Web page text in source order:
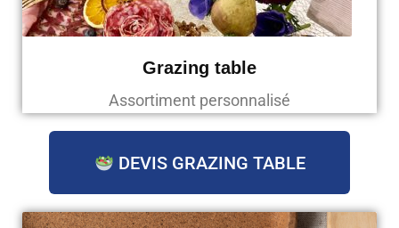
Grazing table
Assortiment personnalisé
DEVIS GRAZING TABLE